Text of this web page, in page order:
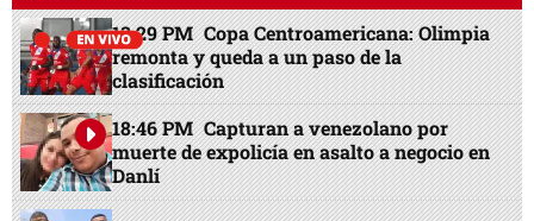
13:29 PM Copa Centroamericana: Olimpia
remonta y queda a un paso de la
clasificación
18:46 PM Capturan a venezolano por
muerte de expolicía en asalto a negocio en
Danlí